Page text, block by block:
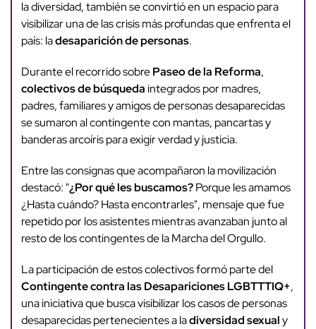
la diversidad, también se convirtió en un espacio para
visibilizar una de las crisis más profundas que enfrenta el
país: ladesaparición de personas.
Durante el recorrido sobrePaseo de la Reforma,
colectivos de búsquedaintegrados por madres,
padres, familiares y amigos de personas desaparecidas
se sumaron al contingente con mantas, pancartas y
banderas arcoíris para exigir verdad y justicia.
Entre las consignas que acompañaron la movilización
destacó: "¿Por qué les buscamos?Porque les amamos
¿Hasta cuándo? Hasta encontrarles", mensaje que fue
repetido por los asistentes mientras avanzaban junto al
resto de los contingentes de la Marcha del Orgullo.
La participación de estos colectivos formó parte del
Contingente contra las Desapariciones LGBTTTIQ+,
una iniciativa que busca visibilizar los casos de personas
desaparecidas pertenecientes a ladiversidad sexualy